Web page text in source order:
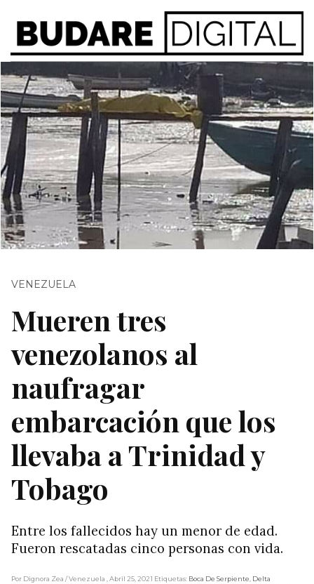
VENEZUELA
Mueren tres
venezolanos al
naufragar
embarcación que los
llevaba a Trinidad y
Tobago
Entre los fallecidos hay un menor de edad.
Fueron rescatadas cinco personas con vida.
Por Dignora Zea / Venezuela , Abril 25, 2021 Etiquetas: Boca De Serpiente, Delta